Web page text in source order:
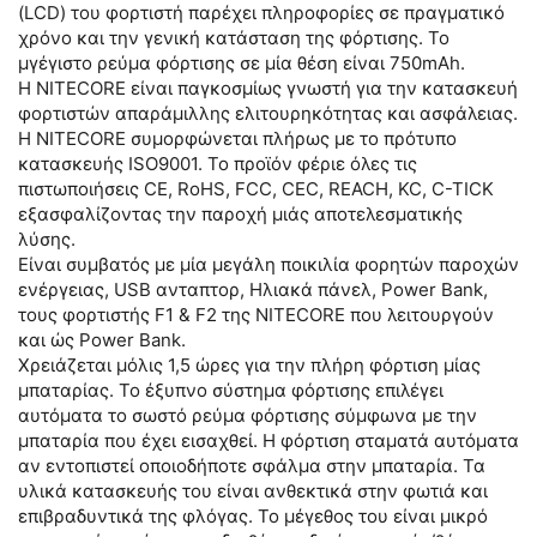
(LCD) του φορτιστή παρέχει πληροφορίες σε πραγματικό
χρόνο και την γενική κατάσταση της φόρτισης. Το
μγέγιστο ρεύμα φόρτισης σε μία θέση είναι 750mAh.
Η NITECORE είναι παγκοσμίως γνωστή για την κατασκευή
φορτιστών απαράμιλλης ελιτουρηκότητας και ασφάλειας.
Η NITECORE συμορφώνεται πλήρως με το πρότυπο
κατασκευής ISO9001. Το προϊόν φέριε όλες τις
πιστωποιήσεις CE, RoHS, FCC, CEC, REACH, KC, C-TICK
εξασφαλίζοντας την παροχή μιάς αποτελεσματικής
λύσης.
Είναι συμβατός με μία μεγάλη ποικιλία φορητών παροχών
ενέργειας, USB ανταπτορ, Ηλιακά πάνελ, Power Bank,
τους φορτιστής F1 & F2 της NITECORE που λειτουργούν
και ώς Power Bank.
Χρειάζεται μόλις 1,5 ώρες για την πλήρη φόρτιση μίας
μπαταρίας. Το έξυπνο σύστημα φόρτισης επιλέγει
αυτόματα το σωστό ρεύμα φόρτισης σύμφωνα με την
μπαταρία που έχει εισαχθεί. Η φόρτιση σταματά αυτόματα
αν εντοπιστεί οποιοδήποτε σφάλμα στην μπαταρία. Τα
υλικά κατασκευής του είναι ανθεκτικά στην φωτιά και
επιβραδυντικά της φλόγας. Το μέγεθος του είναι μικρό